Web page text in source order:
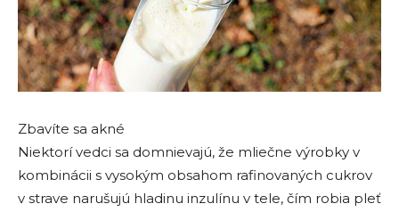
Zbavíte sa akné
Niektorí vedci sa domnievajú, že mliečne výrobky v
kombinácii s vysokým obsahom rafinovaných cukrov
v strave narušujú hladinu inzulínu v tele, čím robia pleť